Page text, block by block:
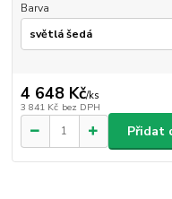
Barva
4 648 Kč/ks
3 841 Kč bez DPH
Přidat